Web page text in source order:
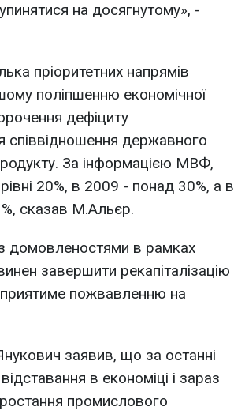
на досягнутому», -
пріоритетних напрямів
поліпшенню економічної
дефіциту
державного
За інформацією МВФ,
20%, в 2009 - понад 30%, а в
сказав М.Альєр.
домовленостями в рамках
завершити рекапіталізацію
пожвавленню на
заявив, що за останні
в економіці і зараз
промислового